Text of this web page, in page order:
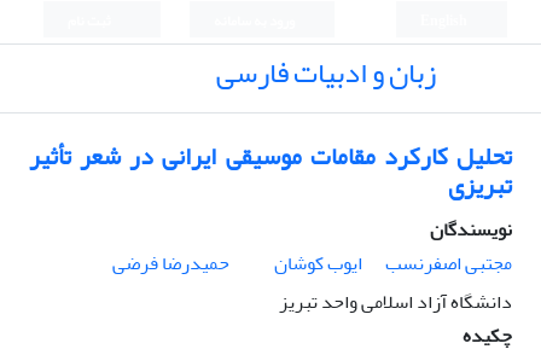
زبان و ادبیات فارسی
تحلیل کارکرد مقامات موسیقی ایرانی در شعر تأثیر
تبریزی
نویسندگان
مجتبی اصفرنسب
ایوب کوشان
حمیدرضا فرضی
دانشگاه آزاد اسلامی واحد تبریز
چکیده